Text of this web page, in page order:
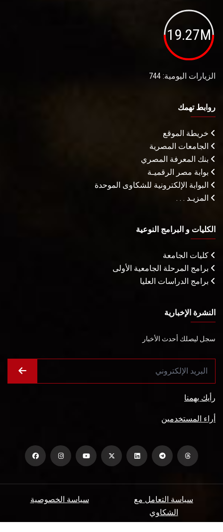
19.27M
الزيارات اليومية: 744
روابط تهمك
خريطة الموقع
الجامعات المصرية
بنك المعرفة المصري
بوابة مصر الرقميـة
البوابة الإلكترونية للشكاوى الموحدة
المزيـد . . .
الكليات و البرامج النوعية
كليات الجامعة
برامج المرحلة الجامعية الأولى
برامج الدراسات العليا
النشرة الإخبارية
سجل ليصلك أحدث الأخبار
رأيك يهمنا
أراء المستخدمين
سياسة الخصوصية
سياسة التعامل مع
الشكاوي